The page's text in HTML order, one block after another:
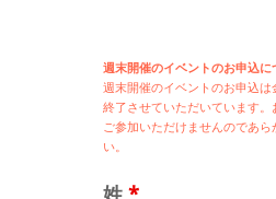
週末開催のイベントのお申込に
週末開催のイベントのお申込は
終了させていただいています。
ご参加いただけませんのであら
い。
姓 *